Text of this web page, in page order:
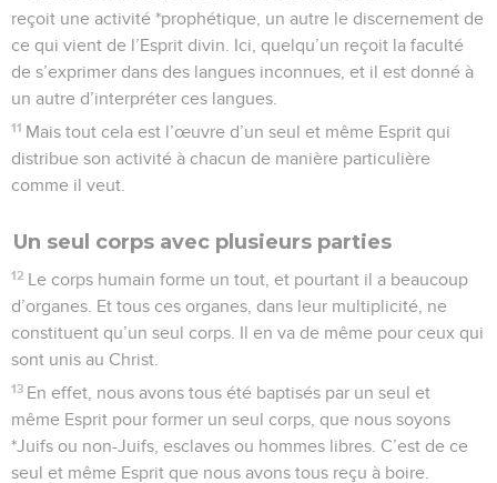
reçoit une activité *prophétique, un autre le discernement de
ce qui vient de l’Esprit divin. Ici, quelqu’un reçoit la faculté
de s’exprimer dans des langues inconnues, et il est donné à
un autre d’interpréter ces langues.
11 Mais tout cela est l’œuvre d’un seul et même Esprit qui
distribue son activité à chacun de manière particulière
comme il veut.
Un seul corps avec plusieurs parties
12 Le corps humain forme un tout, et pourtant il a beaucoup
d’organes. Et tous ces organes, dans leur multiplicité, ne
constituent qu’un seul corps. Il en va de même pour ceux qui
sont unis au Christ.
13 En effet, nous avons tous été baptisés par un seul et
même Esprit pour former un seul corps, que nous soyons
*Juifs ou non-Juifs, esclaves ou hommes libres. C’est de ce
seul et même Esprit que nous avons tous reçu à boire.